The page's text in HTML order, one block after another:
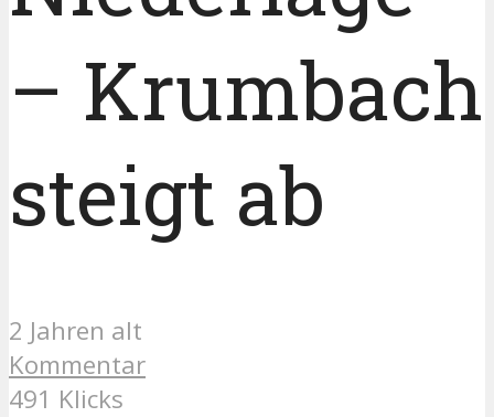
– Krumbach
steigt ab
2 Jahren alt
Kommentar
491 Klicks